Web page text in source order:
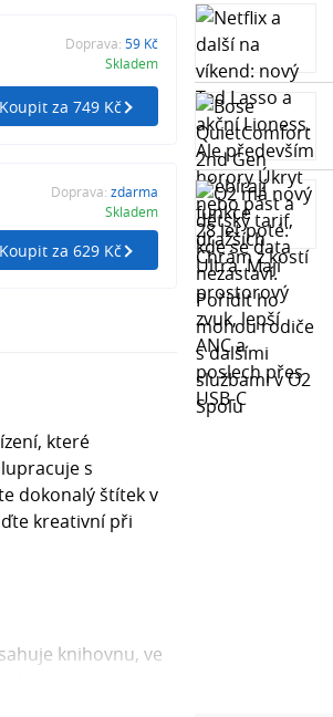
Doprava: 59 Kč
Skladem
Koupit za 749 Kč
Doprava: zdarma
Skladem
Koupit za 629 Kč
které
s
dokonalý štítek v
kreativní při
knihovnu, ve
obchodů, štítky na